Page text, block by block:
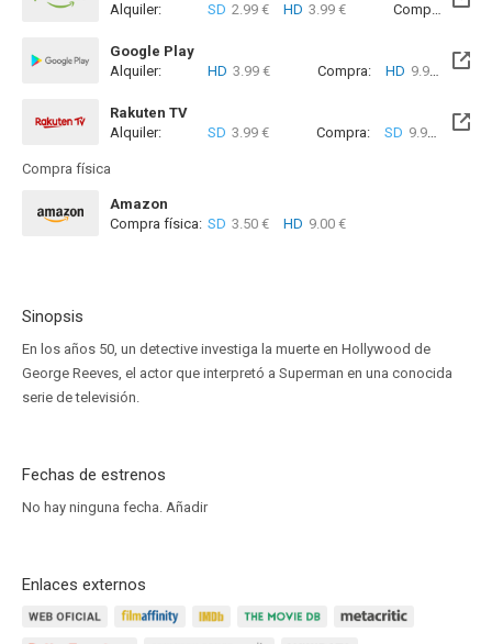
Alquiler:
SD 2.99 € HD 3.99 € Compra: SD
Google Play
Alquiler:
HD 3.99 € Compra: HD 9.99 €
Rakuten TV
Alquiler:
SD 3.99 € Compra: SD 9.99 €
Compra física
Amazon
Compra física: SD 3.50 € HD 9.00 €
Sinopsis
En los años 50, un detective investiga la muerte en Hollywood de
George Reeves, el actor que interpretó a Superman en una conocida
serie de televisión.
Fechas de estrenos
No hay ninguna fecha. Añadir
Enlaces externos